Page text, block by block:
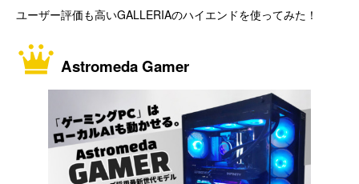
ユーザー評価も高いGALLERIAのハイエンドを使ってみた！
Astromeda Gamer